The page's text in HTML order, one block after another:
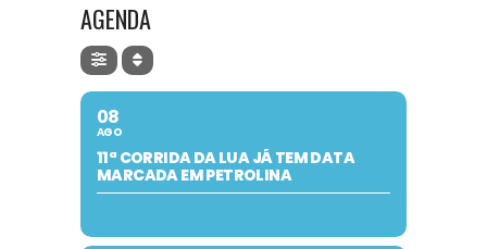
AGENDA
08
AGO
11ª CORRIDA DA LUA JÁ TEM DATA
MARCADA EM PETROLINA